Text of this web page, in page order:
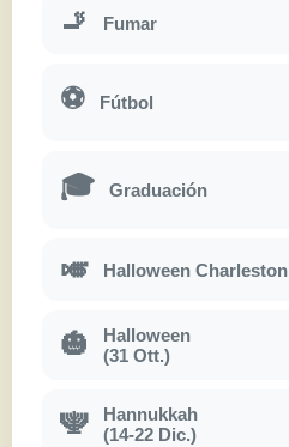
🚬 Fumar
⚽ Fútbol
🎓 Graduación
🎺 Halloween Charleston
🎃
Halloween
(31 Ott.)
🕎
Hannukkah
(14-22 Dic.)